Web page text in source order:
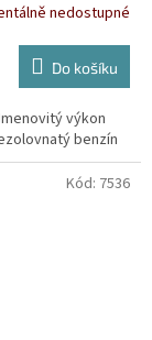
nedostupné
Do košíku
výkon
benzín
Kód: 7536